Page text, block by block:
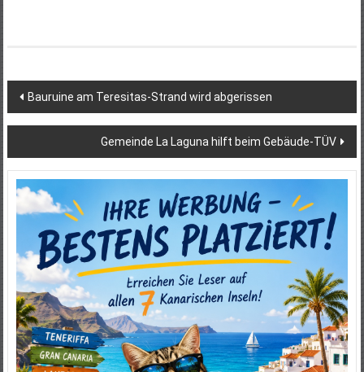
Beitragsnavigation
Bauruine am Teresitas-Strand wird abgerissen
Gemeinde La Laguna hilft beim Gebäude-TÜV